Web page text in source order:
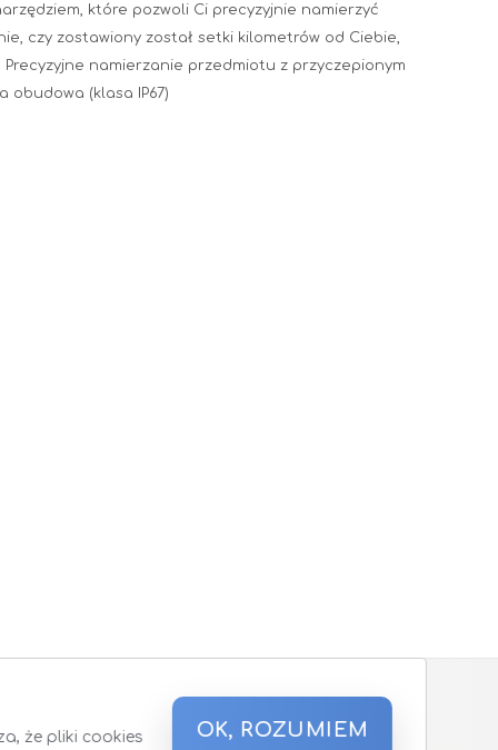
które pozwoli Ci precyzyjnie namierzyć
czy zostawiony został setki kilometrów od Ciebie,
Precyzyjne namierzanie przedmiotu z przyczepionym
obudowa (klasa IP67)
że pliki cookies OK, ROZUMIEM